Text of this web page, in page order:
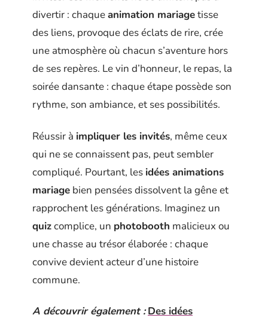
divertir : chaqueanimation mariagetisse
des liens, provoque des éclats de rire, crée
une atmosphère où chacun s’aventure hors
de ses repères. Le vin d’honneur, le repas, la
soirée dansante : chaque étape possède son
rythme, son ambiance, et ses possibilités.
Réussir à impliquer les invités, même ceux
qui ne se connaissent pas, peut sembler
compliqué. Pourtant, les idées animations
mariage bien pensées dissolvent la gêne et
rapprochent les générations. Imaginez un
quizcomplice, un photobooth malicieux ou
une chasse au trésor élaborée : chaque
convive devient acteur d’une histoire
commune.
A découvrir également : Des idées